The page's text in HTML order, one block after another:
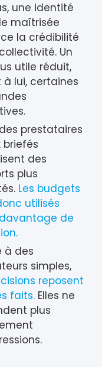
une identité
maîtrisée
la crédibilité
Un
utile réduit,
lui, certaines
prestataires
briefés
des
plus
Les budgets
utilisés
de
à des
simples,
reposent
faits. Elles ne
plus